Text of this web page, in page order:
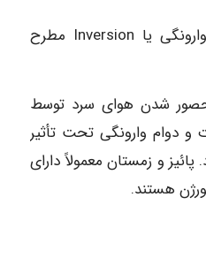
در همین مبحث موضوع وارونگی یا Inversion مطرح
شدن هوای سرد توسط
دوام وارونگی تحت تأثیر
و زمستان معمولاً دارای
هستند.